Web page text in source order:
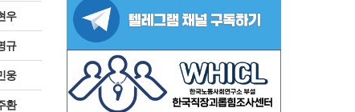
우
규
웅
환